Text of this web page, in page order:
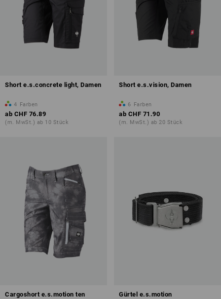
Short e.s.concrete light, Damen
4 Farben
ab CHF 76.89
(m. MwSt.) ab 10 Stück
Short e.s.vision, Damen
6 Farben
ab CHF 71.90
(m. MwSt.) ab 20 Stück
Cargoshort e.s.motion ten
Gürtel e.s.motion